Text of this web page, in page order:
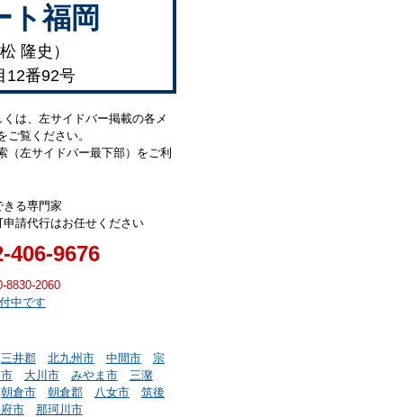
ト福岡
隆史）
12番92号
は、左サイドバー掲載の各メ
覧ください。
（左サイドバー最下部）をご利
る専門家
請代行はお任せください
406-9676
8830-2060
中です
三井郡 北九州市 中間市
宗
大川市 みやま市
三潴
朝倉市 朝倉郡 八女市
筑後
市 那珂川市